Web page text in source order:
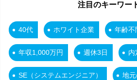
注目のキーワー
40代 ホワイト企業 年齢不
年収1,000万円 週休3日 内
SE（システムエンジニア） 地